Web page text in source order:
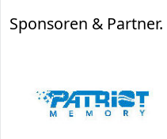
Sponsoren & Partner